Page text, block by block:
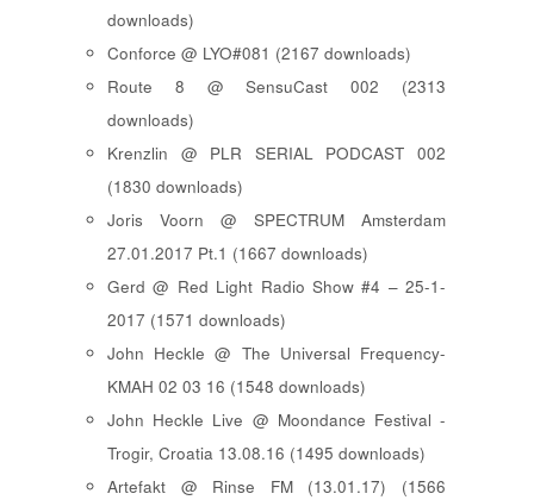
downloads)
Conforce @ LYO#081 (2167 downloads)
Route 8 @ SensuCast 002 (2313
downloads)
Krenzlin @ PLR SERIAL PODCAST 002
(1830 downloads)
Joris Voorn @ SPECTRUM Amsterdam
27.01.2017 Pt.1 (1667 downloads)
Gerd @ Red Light Radio Show #4 – 25-1-
2017 (1571 downloads)
John Heckle @ The Universal Frequency-
KMAH 02 03 16 (1548 downloads)
John Heckle Live @ Moondance Festival -
Trogir, Croatia 13.08.16 (1495 downloads)
Artefakt @ Rinse FM (13.01.17) (1566